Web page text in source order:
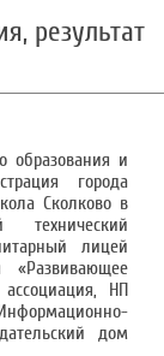
результат
образования и
города
Сколково в
технический
лицей
«Развивающее
НП
дом